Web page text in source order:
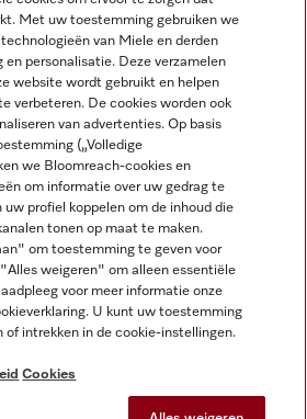
op Pinterest
Met uw toestemming gebruiken we
van Miele en derden
en personalisatie. Deze verzamelen
website wordt gebruikt en helpen
verbeteren. De cookies worden ook
van advertenties. Op basis
(„Volledige
we Bloomreach-cookies en
om informatie over uw gedrag te
uw profiel koppelen om de inhoud die
tonen op maat te maken.
om toestemming te geven voor
weigeren" om alleen essentiële
voor meer informatie onze
U kunt uw toestemming
of intrekken in de cookie-instellingen.
Cookies